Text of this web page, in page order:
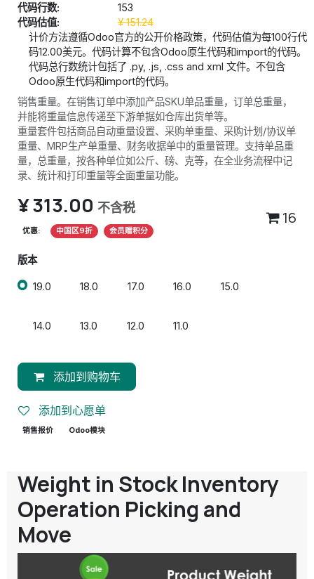
代码行数:
153
代码估值:
¥151.24
计价方法遵循Odoo官方的公开价格政策，代码估值为每100行代
码12.00美元。代码计算不包含Odoo原生代码和import的代码。
代码总行数统计包括了 .py, .js, .css and xml 文件。不包含
Odoo原生代码和import的代码。
销售重量。在销售订单中添加产品SKU单品重量，订单总重量，
并能将重量信息传递至下游单据如仓库出货单等。
重量套件包括商品自动重量设置、采购单重量、采购计划/协议单
重量、MRP生产单重量、财务收据单中的重量管理。支持单品重
量，总重量，按各种单位如公斤、磅、克等，在全业务流程中记
录、统计和打印重量等全面重量功能。
¥313.00 不含税
优惠: 中国区9折 会员赠积分
16
版本
19.0 18.0 17.0 16.0 15.0
14.0 13.0 12.0 11.0
添加到购物车
添加到心愿单
销售报价 Odoo模块
Weight in Stock Inventory
Operation Picking and
Move